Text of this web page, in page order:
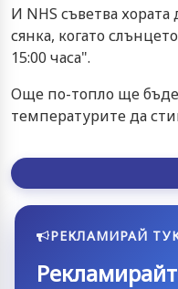
И NHS съветва
сянка, когато
15:00 часа".
Още по-топло ще бъде
температурите да
РЕКЛАМИРАЙ